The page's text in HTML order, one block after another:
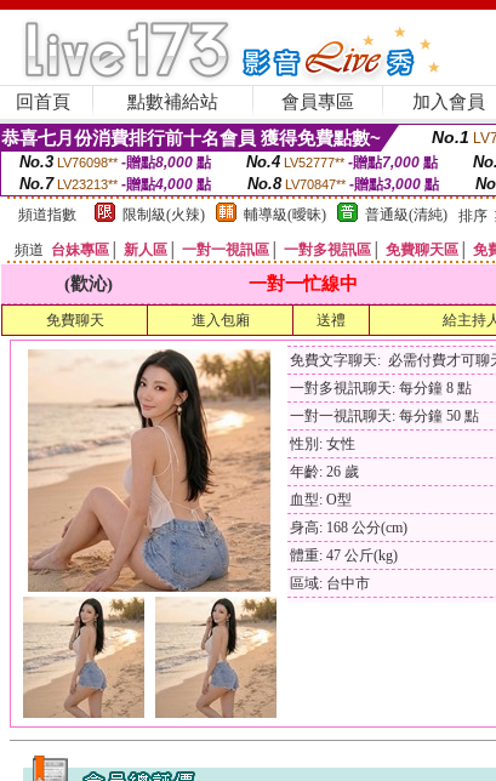
回首頁 點數補給站 會員專區 加入會員
恭喜七月份消費排行前十名會員 獲得免費點數~ No.1
No.3 LV76098** -贈點8,000點 No.4 LV52777** -贈點7,000點
No.7 LV23213** -贈點4,000 點 No.8 LV70847** -贈點3,000 點
頻道指數
限制級(火辣) 輔導級(曖昧) 普通級(清純) 排序
頻道 台妹專區 新人區 一對一視訊區 一對多視訊區 免費聊天區 免
(歡沁) 一對一忙線中
免費聊天 進入包廂 送禮 給主持
免費文字聊天: 必需付費才可聊
一對多視訊聊天: 每分鐘 8 點
一對一視訊聊天: 每分鐘 50 點
性別: 女性
年齡: 26 歲
血型: O型
身高: 168 公分(cm)
體重: 47 公斤(kg)
區域: 台中市